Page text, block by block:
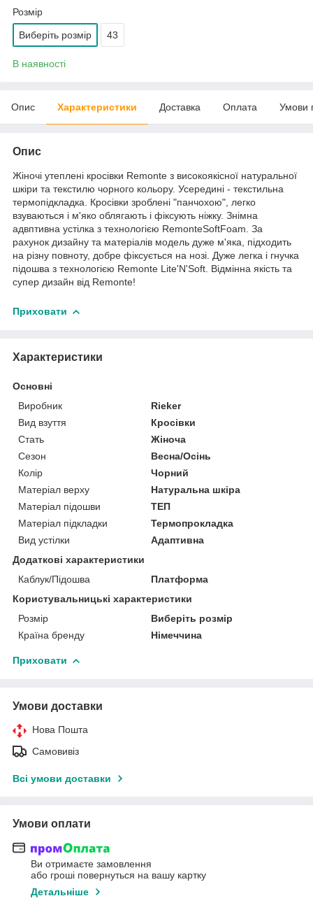
Розмір
Виберіть розмір 43
В наявності
Опис Характеристики Доставка Оплата Умови
Опис
Жіночі утеплені кросівки Remonte з високоякісної натуральної
шкіри та текстилю чорного кольору. Усередині - текстильна
термопідкладка. Кросівки зроблені "панчохою", легко
взуваються і м'яко облягають і фіксують ніжку. Знімна
адвптивна устілка з технологією RemonteSoftFoam. За
рахунок дизайну та матеріалів модель дуже м'яка, підходить
на різну повноту, добре фіксується на нозі. Дуже легка і гнучка
підошва з технологією Remonte Lite'N'Soft. Відмінна якість та
супер дизайн від Remonte!
Приховати
Характеристики
Основні
Виробник
Rieker
Вид взуття
Кросівки
Стать
Жіноча
Сезон
Весна/Осінь
Колір
Чорний
Матеріал верху
Натуральна шкіра
Матеріал підошви
ТЕП
Матеріал підкладки
Термопрокладка
Вид устілки
Адаптивна
Додаткові характеристики
Каблук/Підошва
Платформа
Користувальницькі характеристики
Розмір
Виберіть розмір
Країна бренду
Німеччина
Приховати
Умови доставки
Нова Пошта
Самовивіз
Всі умови доставки
Умови оплати
Ви отримаєте замовлення
або гроші повернуться на вашу картку
Детальніше